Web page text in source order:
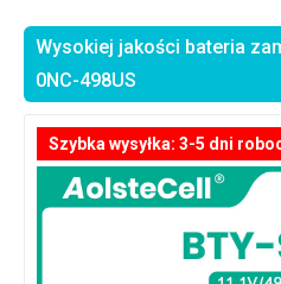
Wysokiej jakości bateria
0NC-498US
Szybka wysyłka: 3-5 dni